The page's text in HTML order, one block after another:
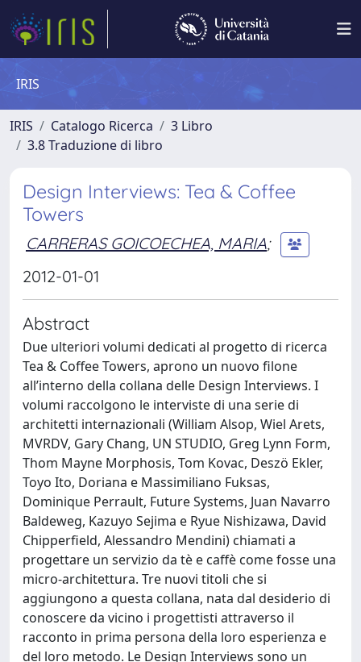
IRIS
IRIS Catalogo Ricerca
3 Libro
3.8 Traduzione di libro
Design Interviews: Tea & Coffee
Towers
CARRERAS GOICOECHEA, MARIA;
2012-01-01
Abstract
Due ulteriori volumi dedicati al progetto di ricerca
Tea & Coffee Towers, aprono un nuovo filone
all’interno della collana delle Design Interviews. I
volumi raccolgono le interviste di una serie di
architetti internazionali (William Alsop, Wiel Arets,
MVRDV, Gary Chang, UN STUDIO, Greg Lynn Form,
Thom Mayne Morphosis, Tom Kovac, Deszö Ekler,
Toyo Ito, Doriana e Massimiliano Fuksas,
Dominique Perrault, Future Systems, Juan Navarro
Baldeweg, Kazuyo Sejima e Ryue Nishizawa, David
Chipperfield, Alessandro Mendini) chiamati a
progettare un servizio da tè e caffè come fosse una
micro-architettura. Tre nuovi titoli che si
aggiungono a questa collana, nata dal desiderio di
conoscere da vicino i progettisti attraverso il
racconto in prima persona della loro esperienza e
del loro metodo. Le Design Interviews sono un